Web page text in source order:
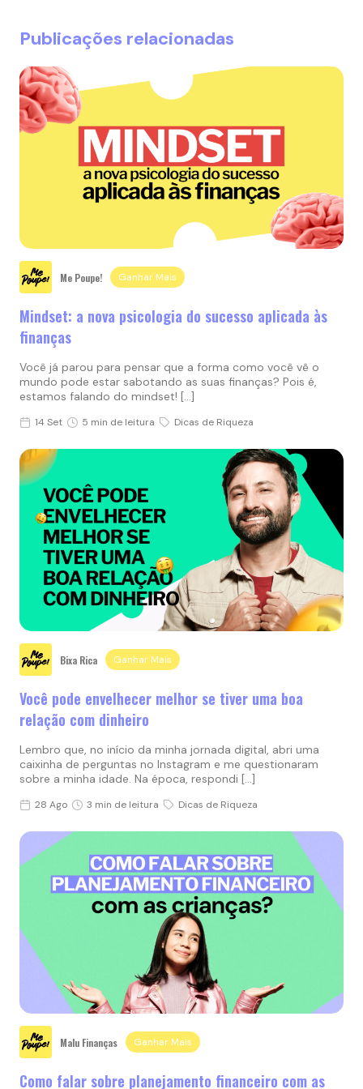
Publicações relacionadas
Me Poupe! Ganhar Mais
Mindset: a nova psicologia do sucesso aplicada às
finanças
Você já parou para pensar que a forma como você vê o
mundo pode estar sabotando as suas finanças? Pois é,
estamos falando do mindset! […]
14 Set 5 min de leitura Dicas de Riqueza
Bixa Rica Ganhar Mais
Você pode envelhecer melhor se tiver uma boa
relação com dinheiro
Lembro que, no início da minha jornada digital, abri uma
caixinha de perguntas no Instagram e me questionaram
sobre a minha idade. Na época, respondi […]
28 Ago 3 min de leitura Dicas de Riqueza
Malu Finanças Ganhar Mais
Como falar sobre planejamento financeiro com as